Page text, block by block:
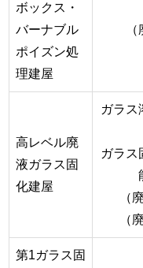
ボックス・
バーナブル
ポイズン処
理建屋
高レベル廃
液ガラス固
化建屋
ガラス
ガラス
（
（
第1ガラス固